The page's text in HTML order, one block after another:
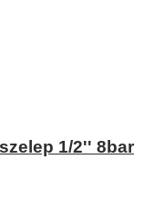
1/2'' 8bar